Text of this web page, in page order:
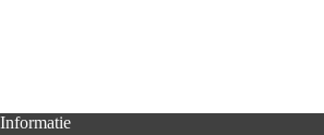
Informatie